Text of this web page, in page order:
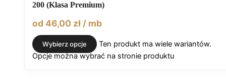
200 (Klasa Premium)
od 46,00 zł / mb
Wybierz opcje
Ten produkt ma wiele wariantów.
Opcje można wybrać na stronie produktu